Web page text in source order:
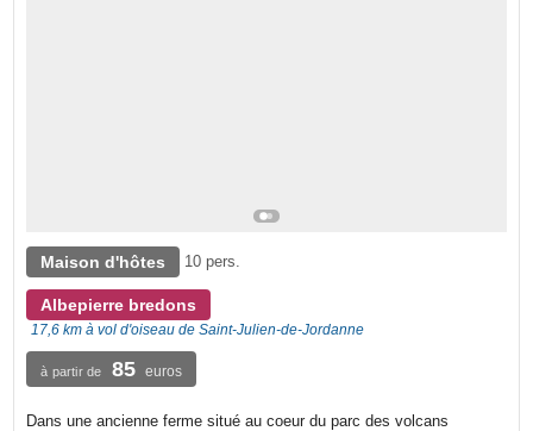
Maison d'hôtes 10 pers.
Albepierre bredons
17,6 km à vol d'oiseau de Saint-Julien-de-Jordanne
à partir de 85 euros
Dans une ancienne ferme situé au coeur du parc des volcans